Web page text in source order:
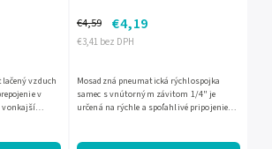
vzduch
v
vonkajší
€3,41 bez DPH
€4,59 €4,19
Mosadzná pneumatická rýchlospojka
samec s vnútorným závitom 1/4" je
určená na rýchle a spoľahlivé pripojenie